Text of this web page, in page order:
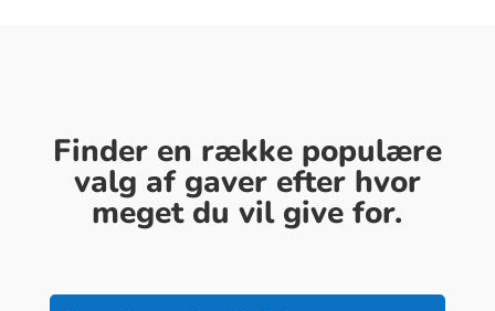
Finder en række populære
valg af gaver efter hvor
meget du vil give for.